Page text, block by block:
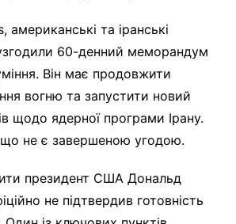
та іранські
60-денний меморандум
Він має продовжити
вогню та запустити новий
щодо ядерної програми Ірану.
не є завершеною угодою.
президент США Дональд
не підтвердив готовність